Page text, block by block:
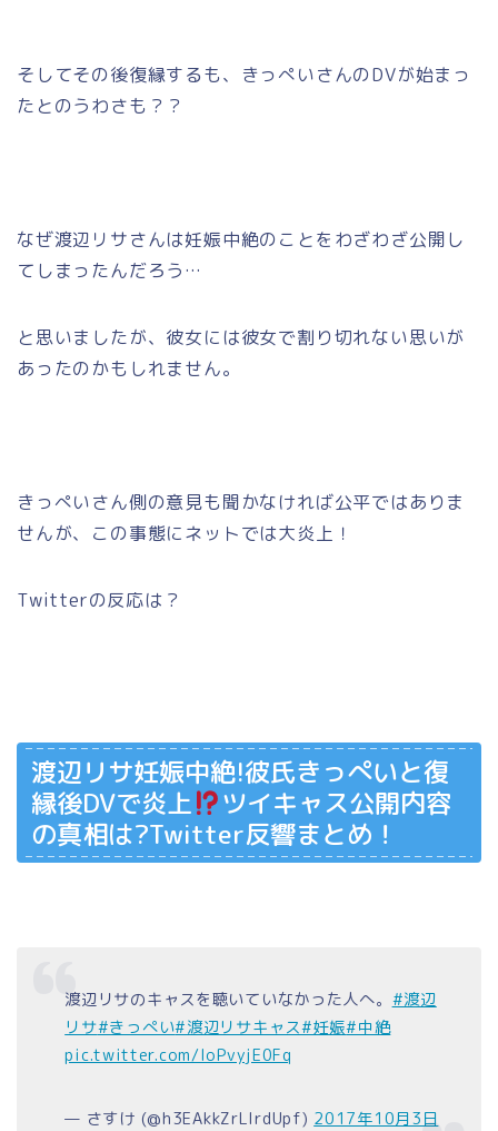
そしてその後復縁するも、きっぺいさんのDVが始まっ
たとのうわさも？？
なぜ渡辺リサさんは妊娠中絶のことをわざわざ公開し
てしまったんだろう…
と思いましたが、彼女には彼女で割り切れない思いが
あったのかもしれません。
きっぺいさん側の意見も聞かなければ公平ではありま
せんが、この事態にネットでは大炎上！
Twitterの反応は？
渡辺リサ妊娠中絶!彼氏きっぺいと復
縁後DVで炎上
ツイキャス公開内容
の真相は?Twitter反響まとめ！
渡辺リサのキャスを聴いていなかった人へ。 #渡辺
リサ#きっぺい#渡辺リサキャス#妊娠#中絶
pic.twitter.com/IoPvyjE0Fq
— さすけ (@h3EAkkZrLIrdUpf) 2017年10月3日